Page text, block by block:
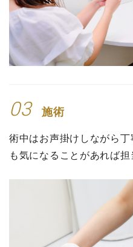
03 施術
術中はお声掛けしながら
も気になることがあれば